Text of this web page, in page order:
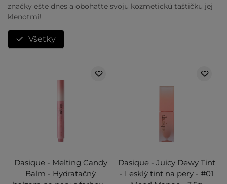
značky ešte dnes a obohaťte svoju kozmetickú taštičku jej
klenotmi!
Všetky
Dasique - Melting Candy
Balm - Hydratačný
Dasique - Juicy Dewy Tint
- Lesklý tint na pery - #01